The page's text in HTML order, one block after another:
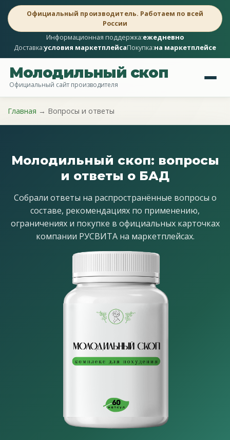
Официальный производитель. Работаем по всей
России
Информационная поддержка:ежедневно
Доставка:условия маркетплейсаПокупка:на маркетплейсе
Молодильный скоп
Официальный сайт производителя
Главная → Вопросы и ответы
Молодильный скоп: вопросы
и ответы о БАД
Собрали ответы на распространённые вопросы о
составе, рекомендациях по применению,
ограничениях и покупке в официальных карточках
компании РУСВИТА на маркетплейсах.